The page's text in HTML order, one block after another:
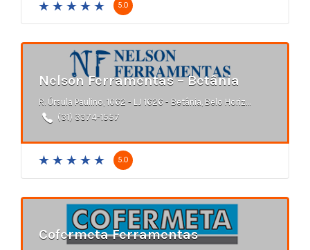
5.0
Nelson Ferramentas – Betânia
R. Úrsula Paulino, 1062 - LJ 1626 - Betânia, Belo Horizonte - MG
(31) 3374-1557
5.0
Cofermeta Ferramentas